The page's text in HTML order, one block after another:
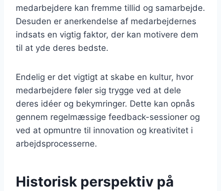
medarbejdere kan fremme tillid og samarbejde.
Desuden er anerkendelse af medarbejdernes
indsats en vigtig faktor, der kan motivere dem
til at yde deres bedste.
Endelig er det vigtigt at skabe en kultur, hvor
medarbejdere føler sig trygge ved at dele
deres idéer og bekymringer. Dette kan opnås
gennem regelmæssige feedback-sessioner og
ved at opmuntre til innovation og kreativitet i
arbejdsprocesserne.
Historisk perspektiv på